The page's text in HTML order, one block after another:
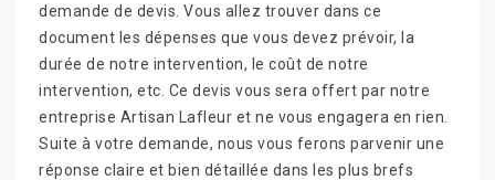
demande de devis. Vous allez trouver dans ce
document les dépenses que vous devez prévoir, la
durée de notre intervention, le coût de notre
intervention, etc. Ce devis vous sera offert par notre
entreprise Artisan Lafleur et ne vous engagera en rien.
Suite à votre demande, nous vous ferons parvenir une
réponse claire et bien détaillée dans les plus brefs